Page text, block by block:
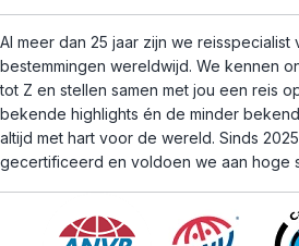
Al meer dan 25 jaar zijn we reisspecialist
bestemmingen wereldwijd. We kennen
tot Z en stellen samen met jou een reis
bekende highlights én de minder
altijd met hart voor de wereld. Sinds
gecertificeerd en voldoen we aan hoge